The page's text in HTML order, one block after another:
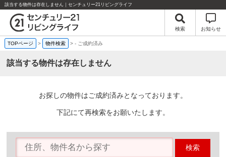
該当する物件は存在しません｜センチュリー21リビングライフ
検索 お知らせ
TOPページ > 物件検索 >- ご成約済み
該当する物件は存在しません
お探しの物件はご成約済みとなっております。
下記にて再検索をお願いたします。
検索